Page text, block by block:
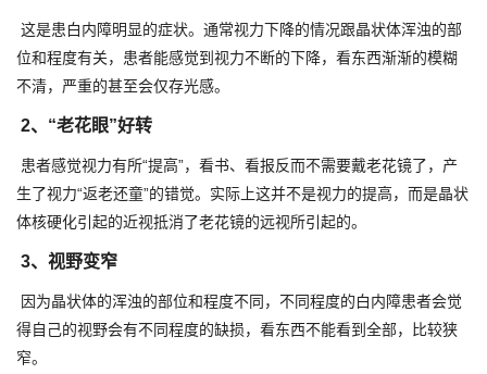
这是患白内障明显的症状。通常视力下降的情况跟晶状体浑浊的部
位和程度有关，患者能感觉到视力不断的下降，看东西渐渐的模糊
不清，严重的甚至会仅存光感。
2、“老花眼”好转
患者感觉视力有所“提高”，看书、看报反而不需要戴老花镜了，产
生了视力“返老还童”的错觉。实际上这并不是视力的提高，而是晶状
体核硬化引起的近视抵消了老花镜的远视所引起的。
3、视野变窄
因为晶状体的浑浊的部位和程度不同，不同程度的白内障患者会觉
得自己的视野会有不同程度的缺损，看东西不能看到全部，比较狭
窄。